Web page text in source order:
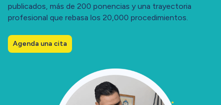
publicados, más de 200 ponencias y una trayectoria
profesional que rebasa los 20,000 procedimientos.
Agenda una cita